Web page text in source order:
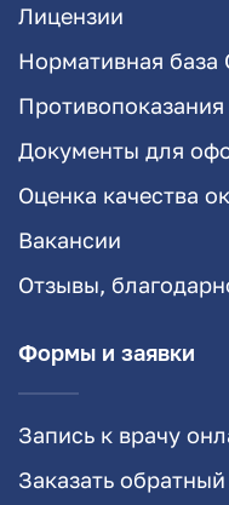
Лицензии
Нормативная
Противопоказания
Документы для
Оценка качества
Вакансии
Отзывы,
Формы и заявки
Запись к врачу
Заказать